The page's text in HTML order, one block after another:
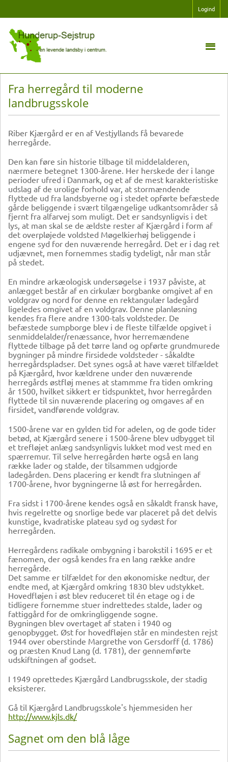
Logind
Fra herregård til moderne
landbrugsskole
Riber Kjærgård er en af Vestjyllands få bevarede
herregårde.
Den kan føre sin historie tilbage til middelalderen,
nærmere betegnet 1300-årene. Her herskede der i lange
perioder ufred i Danmark, og et af de mest karakteristiske
udslag af de urolige forhold var, at stormændende
flyttede ud fra landsbyerne og i stedet opførte befæstede
gårde beliggende i svært tilgængelige udkantsområder så
fjernt fra alfarvej som muligt. Det er sandsynligvis i det
lys, at man skal se de ældste rester af Kjærgård i form af
det overpløjede voldsted Møgelkierhøj beliggende i
engene syd for den nuværende herregård. Det er i dag ret
udjævnet, men fornemmes stadig tydeligt, når man står
på stedet.
En mindre arkæologisk undersøgelse i 1937 påviste, at
anlægget består af en cirkulær borgbanke omgivet af en
voldgrav og nord for denne en rektangulær ladegård
ligeledes omgivet af en voldgrav. Denne planløsning
kendes fra flere andre 1300-tals voldsteder. De
befæstede sumpborge blev i de fleste tilfælde opgivet i
senmiddelalder/renæssance, hvor herremændene
flyttede tilbage på det tørre land og opførte grundmurede
bygninger på mindre firsidede voldsteder - såkaldte
herregårdspladser. Det synes også at have været tilfældet
på Kjærgård, hvor kældrene under den nuværende
herregårds østfløj menes at stammme fra tiden omkring
år 1500, hvilket sikkert er tidspunktet, hvor herregården
flyttede til sin nuværende placering og omgaves af en
firsidet, vandførende voldgrav.
1500-årene var en gylden tid for adelen, og de gode tider
betød, at Kjærgård senere i 1500-årene blev udbygget til
et trefløjet anlæg sandsynligvis lukket mod vest med en
spærremur. Til selve herregården hørte også en lang
række lader og stalde, der tilsammen udgjorde
ladegården. Dens placering er kendt fra slutningen af
1700-årene, hvor bygningerne lå øst for herregården.
Fra sidst i 1700-årene kendes også en såkaldt fransk have,
hvis regelrette og snorlige bede var placeret på det delvis
kunstige, kvadratiske plateau syd og sydøst for
herregården.
Herregårdens radikale ombygning i barokstil i 1695 er et
fænomen, der også kendes fra en lang række andre
herregårde.
Det samme er tilfældet for den økonomiske nedtur, der
endte med, at Kjærgård omkring 1830 blev udstykket.
Hovedfløjen i øst blev reduceret til én etage og i de
tidligere fornemme stuer indrettedes stalde, lader og
fattiggård for de omkringliggende sogne.
Bygningen blev overtaget af staten i 1940 og
genopbygget. Øst for hovedfløjen står en mindesten rejst
1944 over oberstinde Margrethe von Gersdorff (d. 1786)
og præsten Knud Lang (d. 1781), der gennemførte
udskiftningen af godset.
I 1949 oprettedes Kjærgård Landbrugsskole, der stadig
eksisterer.
Gå til Kjærgård Landbrugsskole's hjemmesiden her
http://www.kjls.dk/
Sagnet om den blå låge